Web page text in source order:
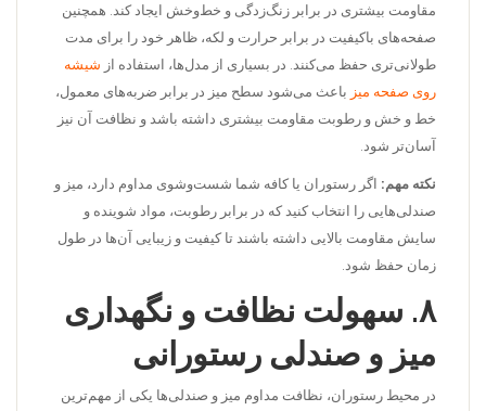
مقاومت بیشتری در برابر زنگ‌زدگی و خط‌وخش ایجاد کند. همچنین
صفحه‌های باکیفیت در برابر حرارت و لکه، ظاهر خود را برای مدت
طولانی‌تری حفظ می‌کنند. در بسیاری از مدل‌ها، استفاده از شیشه
روی صفحه میز باعث می‌شود سطح میز در برابر ضربه‌های معمول،
خط و خش و رطوبت مقاومت بیشتری داشته باشد و نظافت آن نیز
آسان‌تر شود.
نکته مهم: اگر رستوران یا کافه شما شست‌وشوی مداوم دارد، میز و
صندلی‌هایی را انتخاب کنید که در برابر رطوبت، مواد شوینده و
سایش مقاومت بالایی داشته باشند تا کیفیت و زیبایی آن‌ها در طول
زمان حفظ شود.
۸. سهولت نظافت و نگهداری
میز و صندلی رستورانی
در محیط رستوران، نظافت مداوم میز و صندلی‌ها یکی از مهم‌ترین